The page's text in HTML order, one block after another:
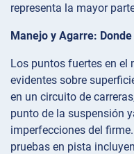
representa la mayor
Manejo y Agarre:
Los puntos fuertes en el
evidentes sobre
en un circuito de
punto de la suspensión
imperfecciones del
pruebas en pista